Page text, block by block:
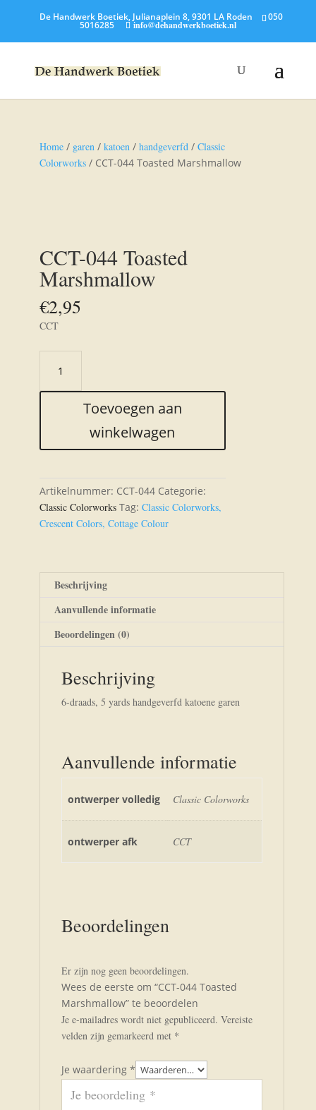
De Handwerk Boetiek, Julianaplein 8, 9301 LA Roden 050
5016285 info@dehandwerkboetiek.nl
Home/ garen/ katoen/ handgeverfd/ Classic
Colorworks/ CCT-044 Toasted Marshmallow
CCT-044 Toasted
Marshmallow
€2,95
CCT
Toasted
MarshmallowToevoegen aan
winkelwagen
Artikelnummer: CCT-044 Categorie:
Classic Colorworks Tag: Classic Colorworks,
Crescent Colors, Cottage Colour
Beschrijving
Aanvullende informatie
Beoordelingen (0)
Beschrijving
6-draads, 5 yards handgeverfd katoene garen
Aanvullende informatie
ontwerper volledig Classic Colorworks
ontwerper afk CCT
Beoordelingen
Er zijn nog geen beoordelingen.
Wees de eerste om “CCT-044 Toasted
Marshmallow” te beoordelen
Je e-mailadres wordt niet gepubliceerd. Vereiste
velden zijn gemarkeerd met *
Je waardering *